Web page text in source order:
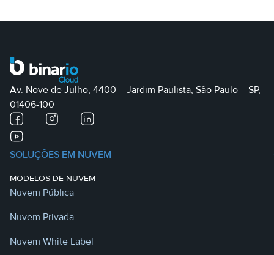
Av. Nove de Julho, 4400 – Jardim Paulista, São Paulo – SP,
01406-100
SOLUÇÕES EM NUVEM
MODELOS DE NUVEM
Nuvem Pública
Nuvem Privada
Nuvem White Label